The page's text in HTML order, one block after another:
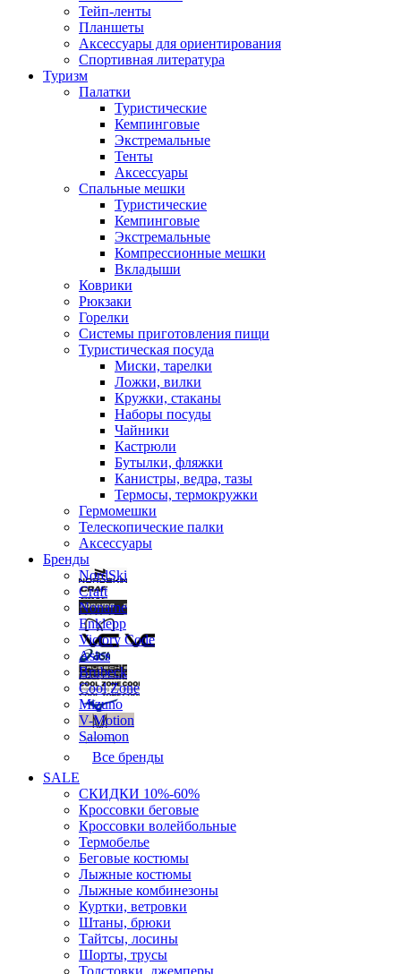
Тейп-ленты
Планшеты
Аксессуары для ориентирования
Спортивная литература
Туризм
Палатки
Туристические
Кемпинговые
Экстремальные
Тенты
Аксессуары
Спальные мешки
Туристические
Кемпинговые
Экстремальные
Компрессионные мешки
Вкладыши
Коврики
Рюкзаки
Горелки
Системы приготовления пищи
Туристическая посуда
Миски, тарелки
Ложки, вилки
Кружки, стаканы
Наборы посуды
Чайники
Кастрюли
Бутылки, фляжки
Канистры, ведра, тазы
Термосы, термокружки
Гермомешки
Телескопические палки
Аксессуары
Бренды
NordSki
Craft
Noname
Enklepp
Victory Code
Asics
Brubeck
Cool Zone
Mizuno
V-Motion
Salomon
Все бренды
SALE
СКИДКИ 10%-60%
Кроссовки беговые
Кроссовки волейбольные
Термобелье
Беговые костюмы
Лыжные костюмы
Лыжные комбинезоны
Куртки, ветровки
Штаны, брюки
Тайтсы, лосины
Шорты, трусы
Толстовки, джемперы